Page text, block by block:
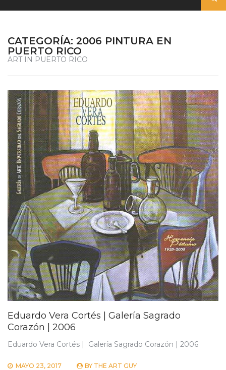
CATEGORÍA: 2006 PINTURA EN
PUERTO RICO
ART IN PUERTO RICO
Eduardo Vera Cortés | Galería Sagrado
Corazón | 2006
Eduardo Vera Cortés | Galería Sagrado Corazón | 2006
MAYO 23, 2017 BY THE ART GUY